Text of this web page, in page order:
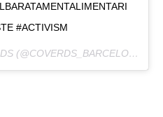
#ACTIVISM
A POST SHARED BY COVERDS (@COVERDS_BARCELONA) ON